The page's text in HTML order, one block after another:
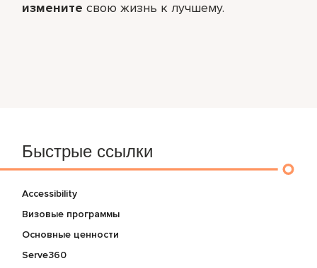
измените свою жизнь к лучшему.
Быстрые ссылки
Accessibility
Визовые программы
Основные ценности
Serve360